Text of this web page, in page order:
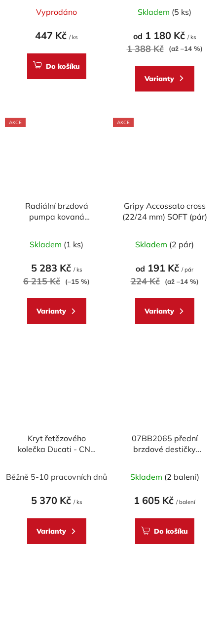
Vyprodáno
447 Kč / ks
Do košíku
pumpy (NE pro OEM)
Skladem (5 ks)
od 1 180 Kč / ks
1 388 Kč (až –14 %)
Varianty
AKCE
Radiální brzdová
pumpa kovaná
hodnocení
produktu
je
5
Skladem (1 ks)
5 283 Kč / ks
6 215 Kč (–15 %)
Varianty
AKCE
Gripy Accossato cross
(22/24 mm) SOFT (pár)
hodnocení
produktu
5
Skladem (2 pár)
od 191 Kč / pár
224 Kč (až –14 %)
Varianty
Kryt řetězového
kolečka Ducati - CNC
Běžně 5-10 pracovních dnů
5 370 Kč / ks
Varianty
07BB2065 přední
brzdové destičky
1999-2000
Skladem (2 balení)
1 605 Kč / balení
Do košíku